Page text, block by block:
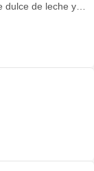
dulce de leche y